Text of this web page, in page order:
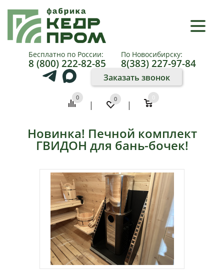
Бесплатно по России:
8 (800) 222-82-85
По Новосибирску:
8(383) 227-97-84
Заказать звонок
0
|
0
|
0
КАТАЛОГ
КОМПАНИИ
КУПИТЬ
ПАРТНЕРАМ
ВИДЕО
ОТЗЫВЫ
Новинка! Печной комплект
ГВИДОН для бань-бочек!